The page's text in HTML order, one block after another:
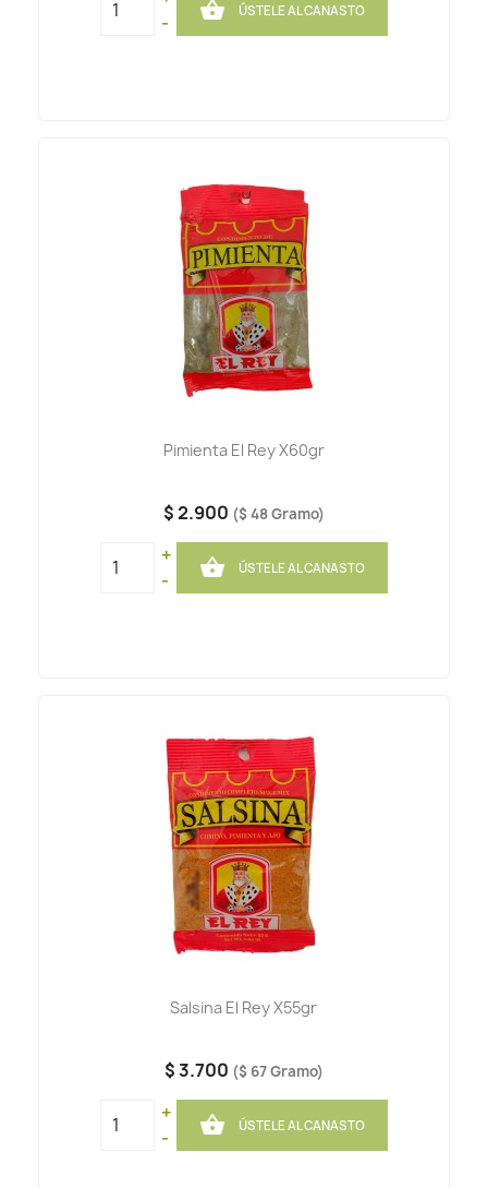
-
 ÚSTELE AL CANASTO
Pimienta El Rey X60gr
$ 2.900 ($ 48 Gramo)
+
-
 ÚSTELE AL CANASTO
Salsina El Rey X55gr
$ 3.700 ($ 67 Gramo)
+
-
 ÚSTELE AL CANASTO